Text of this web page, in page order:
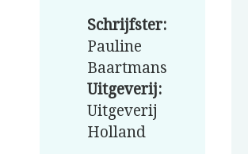
Schrijfster:
Pauline
Baartmans
Uitgeverij:
Uitgeverij
Holland